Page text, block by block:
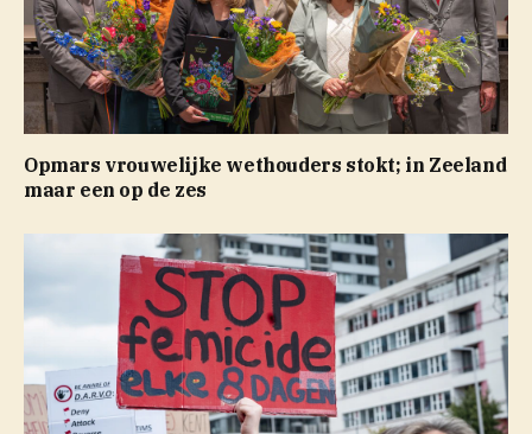
Opmars vrouwelijke wethouders stokt; in Zeeland
maar een op de zes